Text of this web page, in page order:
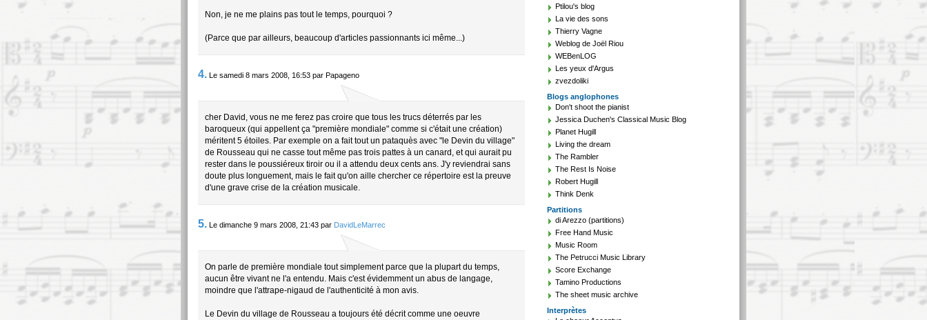
Non, je ne me plains pas tout le temps, pourquoi ?
(Parce que par ailleurs, beaucoup d'articles passionnants ici même...)
4. Le samedi 8 mars 2008, 16:53 par Papageno
cher David, vous ne me ferez pas croire que tous les trucs déterrés par les
baroqueux (qui appellent ça "première mondiale" comme si c'était une création)
méritent 5 étoiles. Par exemple on a fait tout un pataquès avec "le Devin du village"
de Rousseau qui ne casse tout même pas trois pattes à un canard, et qui aurait pu
rester dans le poussiéreux tiroir ou il a attendu deux cents ans. J'y reviendrai sans
doute plus longuement, mais le fait qu'on aille chercher ce répertoire est la preuve
d'une grave crise de la création musicale.
5. Le dimanche 9 mars 2008, 21:43 par DavidLeMarrec
On parle de première mondiale tout simplement parce que la plupart du temps,
aucun être vivant ne l'a entendu. Mais c'est évidemment un abus de langage,
moindre que l'attrape-nigaud de l'authenticité à mon avis.
Le Devin du village de Rousseau a toujours été décrit comme une oeuvre
Ptilou's blog
La vie des sons
Thierry Vagne
Weblog de Joël Riou
WEBenLOG
Les yeux d'Argus
zvezdoliki
Blogs anglophones
Don't shoot the pianist
Jessica Duchen's Classical Music Blog
Planet Hugill
Living the dream
The Rambler
The Rest Is Noise
Robert Hugill
Think Denk
Partitions
di Arezzo (partitions)
Free Hand Music
Music Room
The Petrucci Music Library
Score Exchange
Tamino Productions
The sheet music archive
Interprètes